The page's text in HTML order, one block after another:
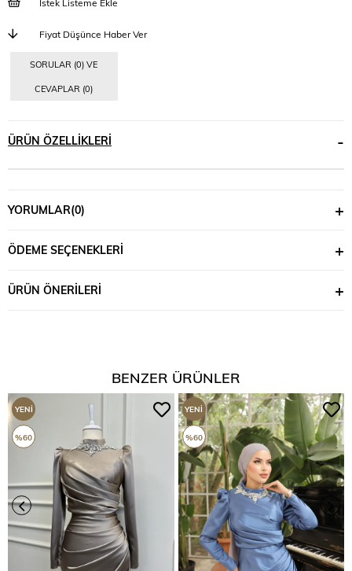
İstek Listeme Ekle
Fiyat Düşünce Haber Ver
SORULAR (0) VE
CEVAPLAR (0)
ÜRÜN ÖZELLIKLERI
YORUMLAR(0)
ÖDEME SEÇENEKLERI
ÜRÜN ÖNERILERI
BENZER ÜRÜNLER
YENI
ÜRÜN
%60
YENI
ÜRÜN
%60